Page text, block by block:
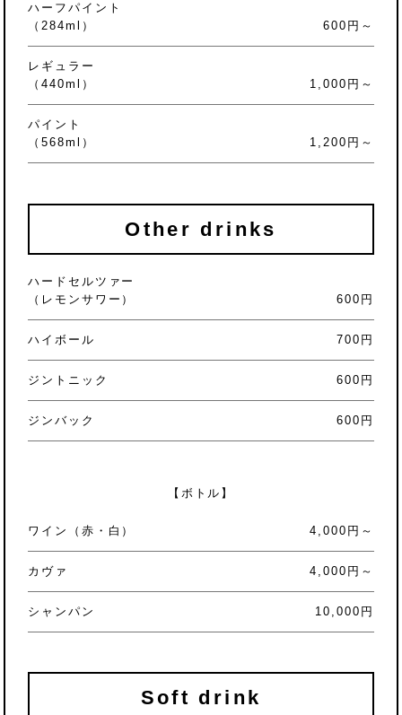
ハーフパイント
（284ml）
600円～
レギュラー
（440ml）
1,000円～
パイント
（568ml）
1,200円～
Other drinks
ハードセルツァー
（レモンサワー）
600円
ハイボール 700円
ジントニック 600円
ジンバック 600円
【ボトル】
ワイン（赤・白） 4,000円～
カヴァ 4,000円～
シャンパン 10,000円
Soft drink